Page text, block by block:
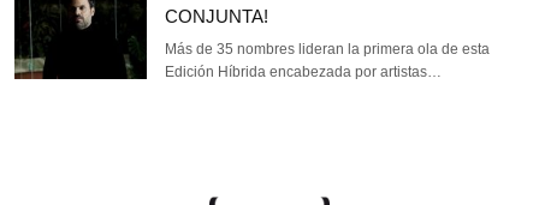
CONJUNTA!
Más de 35 nombres lideran la primera ola de esta
Edición Híbrida encabezada por artistas…